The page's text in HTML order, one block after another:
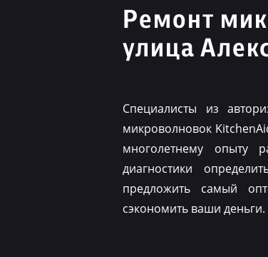
Ремонт
улица
Специалисты из
микроволновок
многолетнему опыту
диагностики
предложить самый
сэкономить ваши деньги.